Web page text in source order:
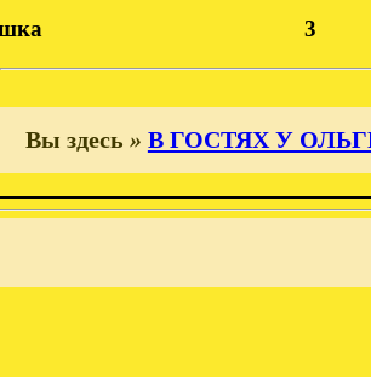
3
Вы здесь » В ГОСТЯХ У